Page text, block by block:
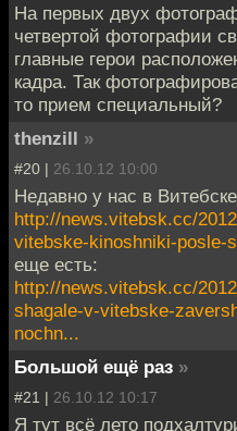
На первых двух
четвертой фотографии
главные герои
кадра. Так
то прием специальный?
thenzill »
#20 | 26.10.12 10:00
Недавно у нас в
http://news.vitebsk.cc/
vitebske-kinoshniki-posle-
еще есть:
http://news.vitebsk.cc/
shagale-v-vitebske-
nochn...
Большой ещё раз »
#21 | 26.10.12 10:17
Я тут всё лето